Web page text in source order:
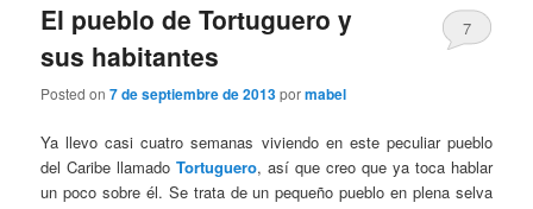
El pueblo de Tortuguero y
sus habitantes
Posted on7 de septiembre de 2013pormabel
7
Ya llevo casi cuatro semanas viviendo en este peculiar pueblo
del Caribe llamadoTortuguero, así que creo que ya toca hablar
un poco sobre él. Se trata de un pequeño pueblo en plena selva